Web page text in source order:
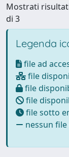
Mostrati
di 3
Legenda
file ad
file
file
file
file sotto
nessun